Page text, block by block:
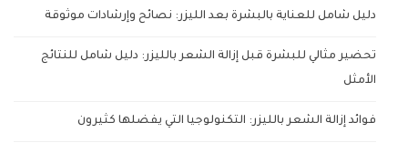
دليل شامل للعناية بالبشرة بعد الليزر: نصائح وإرشادات موثوقة
تحضير مثالي للبشرة قبل إزالة الشعر بالليزر: دليل شامل للنتائج
الأمثل
فوائد إزالة الشعر بالليزر: التكنولوجيا التي يفضلها كثيرون